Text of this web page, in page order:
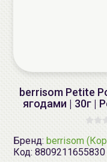
berrisom Petite
ягодами | 30г |
Бренд: berrisom
Код: 8809211655830